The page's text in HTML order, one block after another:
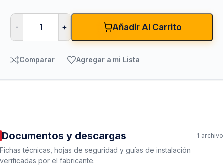
- + Añadir Al Carrito
Comparar Agregar a mi Lista
Documentos y descargas 1 archivo
Fichas técnicas, hojas de seguridad y guías de instalación
verificadas por el fabricante.